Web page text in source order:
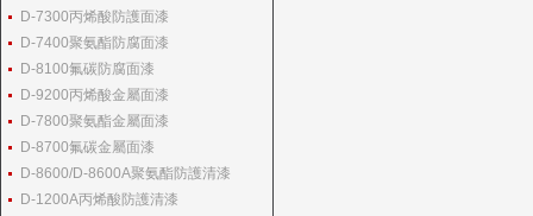
D-7300丙烯酸防護面漆
D-7400聚氨酯防腐面漆
D-8100氟碳防腐面漆
D-9200丙烯酸金屬面漆
D-7800聚氨酯金屬面漆
D-8700氟碳金屬面漆
D-8600/D-8600A聚氨酯防護清漆
D-1200A丙烯酸防護清漆